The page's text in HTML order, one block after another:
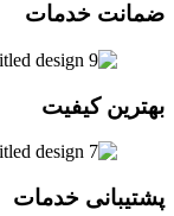
ضمانت خدمات
بهترین کیفیت
پشتیبانی خدمات